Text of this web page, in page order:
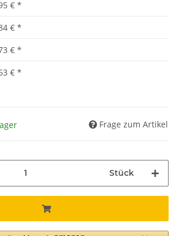
€ *
€ *
€ *
€ *
Frage zum Artikel
Stück